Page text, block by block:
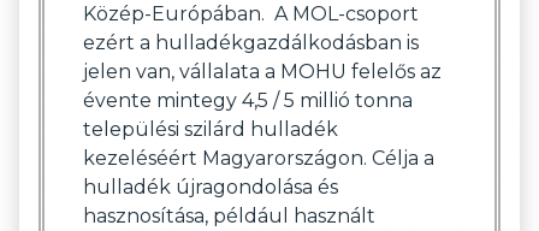
Közép-Európában. A MOL-csoport
ezért a hulladékgazdálkodásban is
jelen van, vállalata a MOHU felelős az
évente mintegy 4,5 / 5 millió tonna
települési szilárd hulladék
kezeléséért Magyarországon. Célja a
hulladék újragondolása és
hasznosítása, például használt